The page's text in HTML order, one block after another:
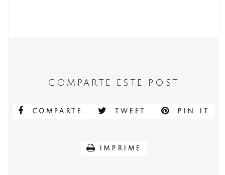
COMPARTE ESTE POST
COMPARTE TWEET PIN IT
IMPRIME